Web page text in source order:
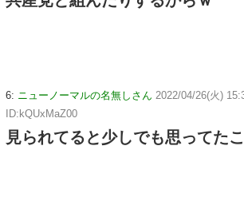
6: ニューノーマルの名無しさん 2022/04/26(火)
ID:kQUxMaZ00
見られてると少しでも思ってた